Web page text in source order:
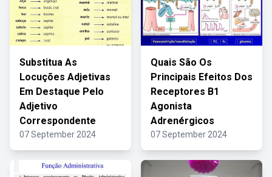
Substitua As
Locuções Adjetivas
Em Destaque Pelo
Adjetivo
Correspondente
07 September 2024
Quais São Os
Principais Efeitos Dos
Receptores B1
Agonista
Adrenérgicos
07 September 2024